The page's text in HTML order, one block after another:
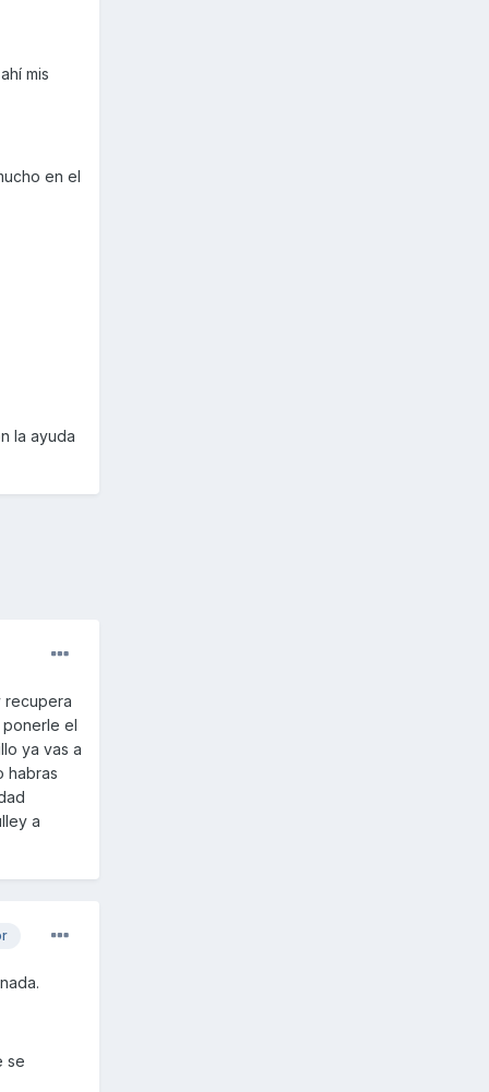
mis
en el
la ayuda
recupera
ponerle el
ya vas a
habras
a
se